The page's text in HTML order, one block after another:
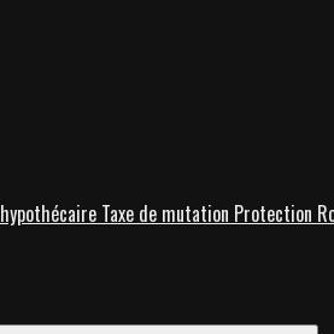
Taxe de mutation Protection